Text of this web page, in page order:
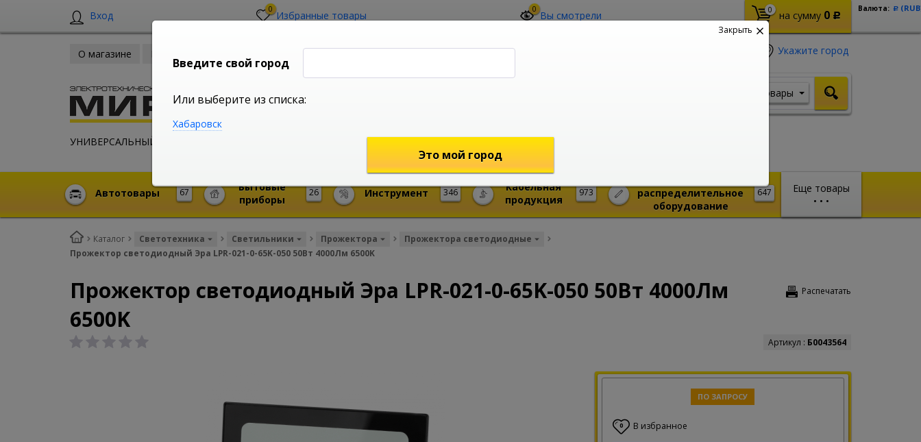
Вход 0 Избранные товары 0 Вы смотрели 0 на сумму 0 Р
Валюта: Р
О магазине
УНИВЕРСАЛЬНЫЙ ИНТЕРНЕТ МАГАЗИН
Укажите город
shop@mireks.ru
Товары
Еще товары
• • •
67
Автотовары 26
Бытовые
приборы
346
Инструмент 973
Кабельная
продукция
647
распределительное
оборудование
Каталог Светотехника Светильники Прожектора
Прожектора светодиодные
Прожектор светодиодный Эра LPR-021-0-65K-050 50Вт 4000Лм 6500K
Распечатать
Прожектор светодиодный Эра LPR-021-0-65K-050 50Вт 4000Лм
6500K
Артикул : Б0043564
ПО ЗАПРОСУ
0 В избранное
Закрыть
Введите свой город
Или выберите из списка:
Хабаровск
Это мой город